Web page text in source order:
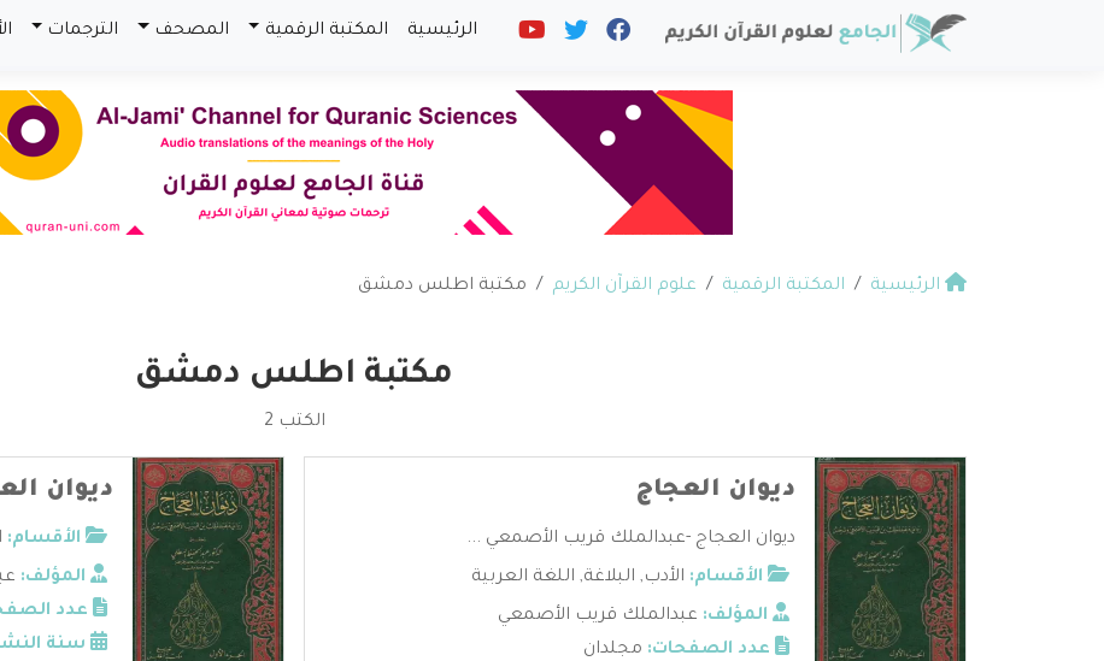
الرئيسية المكتبة الرقمية المصحف الترجمات
الرئيسية المكتبة الرقمية علوم القرآن الكريم مكتبة اطلس دمشق
مكتبة اطلس دمشق
الكتب 2
ديوان العجاج
ديوان العجاج -عبدالملك قريب الأصمعي ...
الأقسام: الأدب, البلاغة, اللغة العربية
المؤلف: عبدالملك قريب الأصمعي
عدد الصفحات: مجلدان
ديوان
الأقسام:
المؤلف:
عدد
سنة